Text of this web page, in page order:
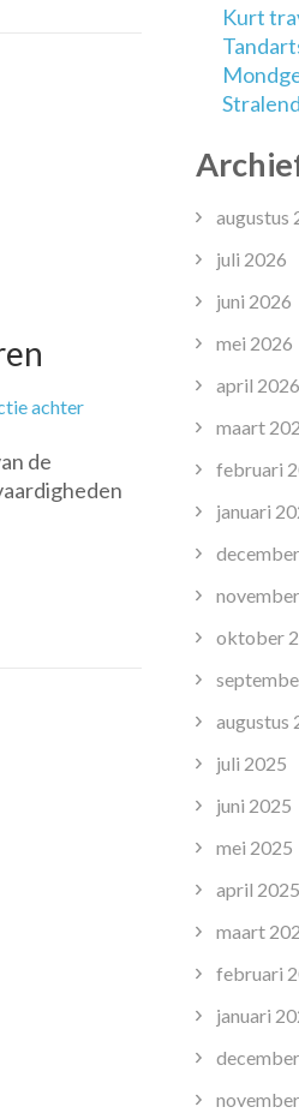
achterop
Extra
Ondersteuning
de
Kurt
augustus
juli 2026
juni 2026
mei 2026
april 2026
maart
februari
januari
oktober
augustus
juli 2025
juni 2025
mei 2025
april 2025
maart
februari
januari